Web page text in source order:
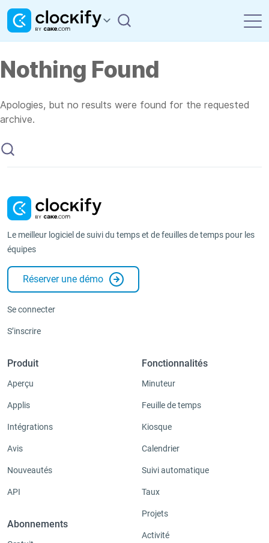
Nothing Found
Apologies, but no results were found for the requested
archive.
Le meilleur logiciel de suivi du temps et de feuilles de temps pour les
équipes
Réserver une démo
Se connecter
S’inscrire
Produit
Aperçu
Applis
Intégrations
Avis
Nouveautés
API
Abonnements
Fonctionnalités
Minuteur
Feuille de temps
Kiosque
Calendrier
Suivi automatique
Taux
Projets
Activité